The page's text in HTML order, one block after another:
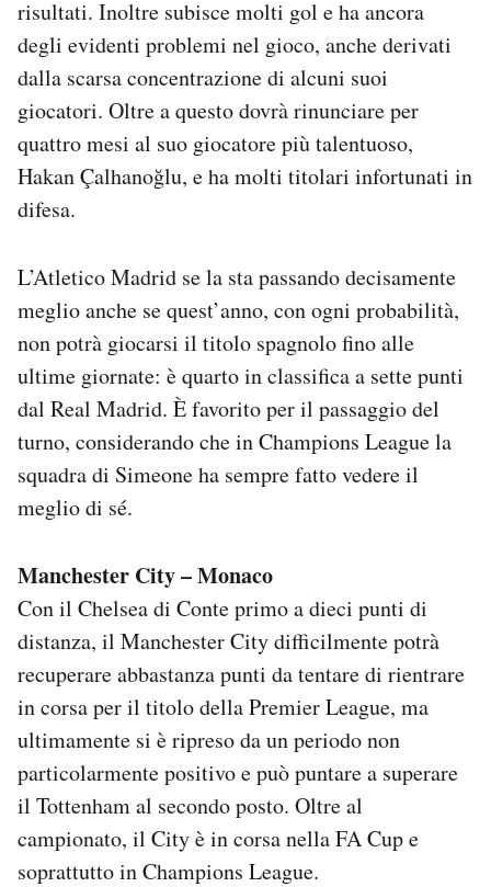
risultati. Inoltre subisce molti gol e ha ancora
degli evidenti problemi nel gioco, anche derivati
dalla scarsa concentrazione di alcuni suoi
giocatori. Oltre a questo dovrà rinunciare per
quattro mesi al suo giocatore più talentuoso,
Hakan Çalhanoğlu, e ha molti titolari infortunati in
difesa.
L’Atletico Madrid se la sta passando decisamente
meglio anche se quest’anno, con ogni probabilità,
non potrà giocarsi il titolo spagnolo fino alle
ultime giornate: è quarto in classifica a sette punti
dal Real Madrid. È favorito per il passaggio del
turno, considerando che in Champions League la
squadra di Simeone ha sempre fatto vedere il
meglio di sé.
Manchester City – Monaco
Con il Chelsea di Conte primo a dieci punti di
distanza, il Manchester City difficilmente potrà
recuperare abbastanza punti da tentare di rientrare
in corsa per il titolo della Premier League, ma
ultimamente si è ripreso da un periodo non
particolarmente positivo e può puntare a superare
il Tottenham al secondo posto. Oltre al
campionato, il City è in corsa nella FA Cup e
soprattutto in Champions League.